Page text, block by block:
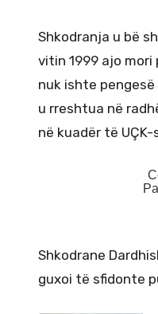
Shkodranja u bë
vitin 1999 ajo mori
nuk ishte
u rreshtua në
në kuadër të UÇK-
Shkodrane
guxoi të sfidonte